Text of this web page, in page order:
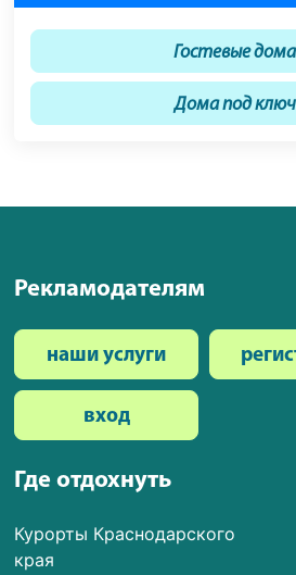
Гостевые дома
Дома под ключ
Где отдохнуть
Курорты Краснодарского
края
Рекламодателям
наши услуги
вход